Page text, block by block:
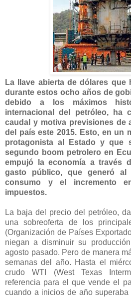
La llave abierta de dólares
durante estos ocho años de
debido a los máximos
internacional del petróleo, ha
caudal y motiva previsiones de
del país este 2015. Esto, en un
protagonista al Estado y que
segundo boom petrolero en
empujó la economía a través
gasto público, que generó al
consumo y el incremento
impuestos.
La baja del precio del petróleo,
una sobreoferta de los
(Organización de Países
niegan a disminuir su
agosto pasado. Pero de manera
semanas del año. Hasta el
crudo WTI (West Texas
referencia para el que vende el
cuando a inicios de año